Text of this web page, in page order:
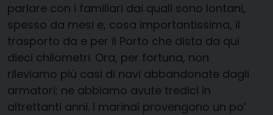
parlare con i familiari dai quali sono lontani,
spesso da mesi e, cosa importantissima, il
trasporto da e per il Porto che dista da qui
dieci chilometri. Ora, per fortuna, non
rileviamo più casi di navi abbandonate dagli
armatori: ne abbiamo avute tredici in
altrettanti anni. I marinai provengono un po’